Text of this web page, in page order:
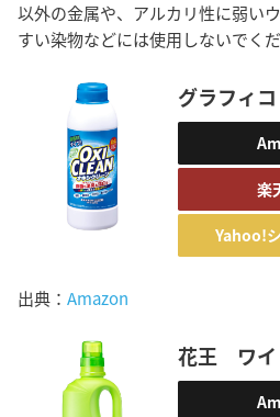
以外の金属や、アルカリ性に弱い
すい染物などには使用しないでくだ
グラフィ
楽
Yahoo!
出典： Amazon
花王 ワイ